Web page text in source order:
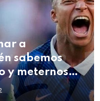
a
sabemos
y meternos